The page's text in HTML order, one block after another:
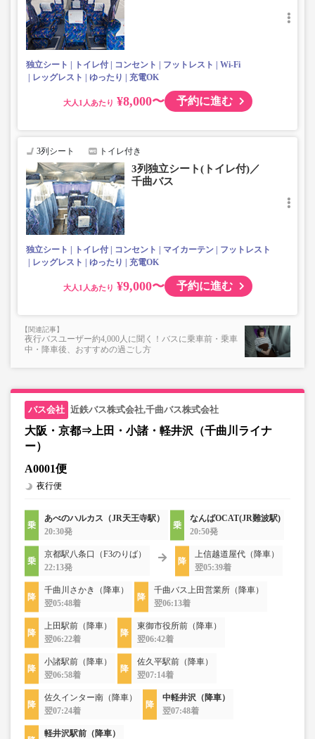
・車内を常時換気、車内を清掃、除菌で安心
独立シート トイレ付 コンセント フットレスト
Wi-Fi
レッグレスト
ゆったり 充電OK
大人 ¥8,000〜 予約に進む
3列シート トイレ付き
3列独立シート(トイレ付)／
千曲バス
独立シート トイレ付 コンセント マイカーテン
フットレスト
レッグレスト
ゆったり 充電OK
大人 ¥9,000〜 予約に進む
夜行バスユーザー約4,000人に聞く！バスに乗車前・乗車
中・降車後、おすすめの過ごし方
近鉄バス株式会社,千曲バス株式会社
大阪・京都⇒上田・小諸・軽井沢（千曲川ライナ
ー）
A0001便
夜行便
あべのハルカス（JR天王寺駅）
20:30発
なんばOCAT(JR難波駅)
20:50発
京都駅八条口（F3のりば）
22:13発
上信越道屋代（降車）
翌05:39着
千曲川さかき（降車）
翌05:48着
千曲バス上田営業所（降車）
翌06:13着
上田駅前（降車）
翌06:22着
東御市役所前（降車）
翌06:42着
小諸駅前（降車）
翌06:58着
佐久平駅前（降車）
翌07:14着
佐久インター南（降車）
翌07:24着
中軽井沢（降車）
翌07:48着
軽井沢駅前（降車）